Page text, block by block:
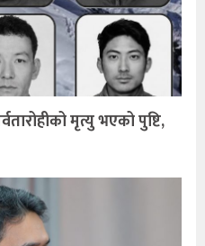
मृत्यु भएको पुष्टि,